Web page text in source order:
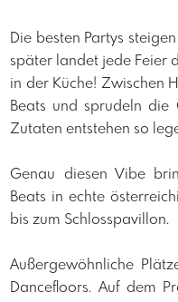
Die besten Partys
später landet jede Feier
in der Küche! Zwischen
Beats und sprudeln die
Zutaten entstehen so
Genau diesen Vibe
Beats in echte
bis zum Schlosspavillon.
Außergewöhnliche
Dancefloors. Auf dem